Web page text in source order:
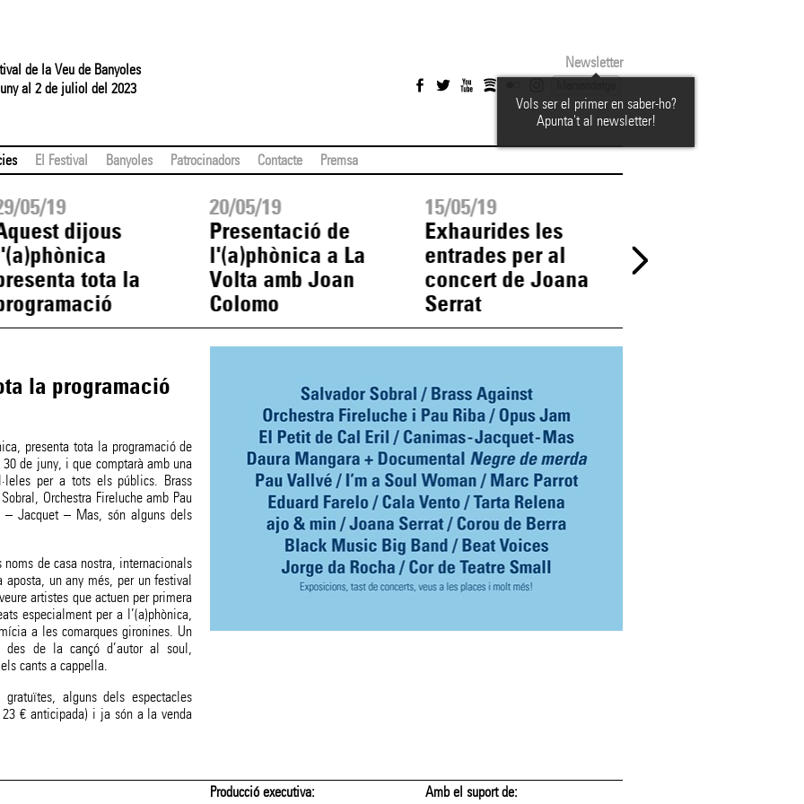
de la Veu de Banyoles
al 2 de juliol del 2023
Newsletter
Vols ser el primer en saber-ho?
Apunta't al newsletter!
El Festival Banyoles Patrocinadors Contacte Premsa
05/19
dijous
tota la
20/05/19
Presentació de
l'(a)phònica a La
Volta amb Joan
Colomo
15/05/19
Exhaurides les
entrades per al
concert de Joana
Serrat
la venda
la programació
presenta tota la programació de
de juny, i que comptarà amb una
per a tots els públics. Brass
Orchestra Fireluche amb Pau
– Jacquet – Mas, són alguns dels
de casa nostra, internacionals
aposta, un any més, per un festival
artistes que actuen per primera
especialment per a l’(a)phònica,
a les comarques gironines. Un
des de la cançó d’autor al soul,
cants a cappella.
alguns dels espectacles
€ anticipada) i ja són a la venda
Producció executiva: Amb el suport de: